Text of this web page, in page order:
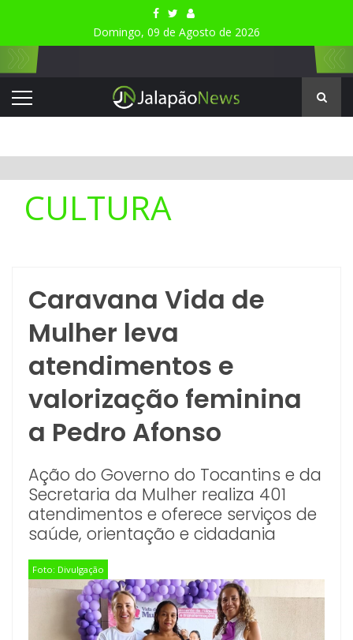
Domingo, 09 de Agosto de 2026
CULTURA
Caravana Vida de
Mulher leva
atendimentos e
valorização feminina
a Pedro Afonso
Ação do Governo do Tocantins e da
Secretaria da Mulher realiza 401
atendimentos e oferece serviços de
saúde, orientação e cidadania
Foto: Divulgação